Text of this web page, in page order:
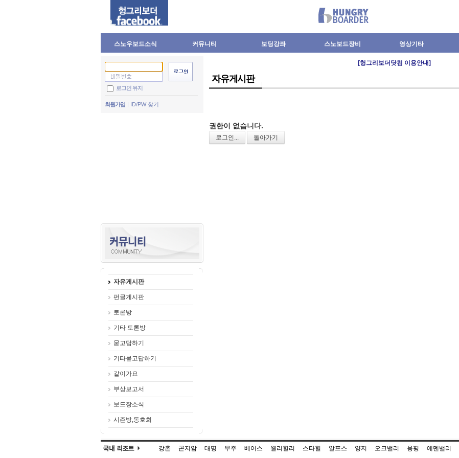
스노우보드소식 커뮤니티 보딩강좌 스노보드장비 영상기타
로그인 유지
회원가입 ID/PW 찾기
자유게시판
펀글게시판
토론방
기타 토론방
묻고답하기
기타묻고답하기
같이가요
부상보고서
보드장소식
시즌방,동호회
[헝그리보더닷컴 이용안내]
자유게시판
권한이 없습니다.
로그인... 돌아가기
강촌 곤지암 대명 무주 베어스 웰리힐리 스타힐 알프스 양지 오크밸리 용평 에덴밸리